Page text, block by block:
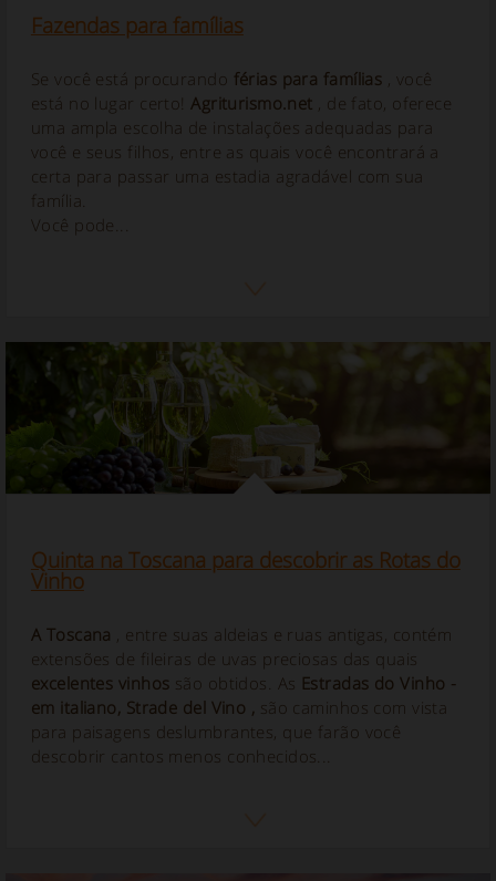
Fazendas para famílias
Se você está procurando férias para famílias , você
está no lugar certo! Agriturismo.net , de fato, oferece
uma ampla escolha de instalações adequadas para
você e seus filhos, entre as quais você encontrará a
certa para passar uma estadia agradável com sua
família.
Você pode...
Quinta na Toscana para descobrir as Rotas do
Vinho
A Toscana , entre suas aldeias e ruas antigas, contém
extensões de fileiras de uvas preciosas das quais
excelentes vinhos são obtidos. As Estradas do Vinho -
em italiano, Strade del Vino , são caminhos com vista
para paisagens deslumbrantes, que farão você
descobrir cantos menos conhecidos...